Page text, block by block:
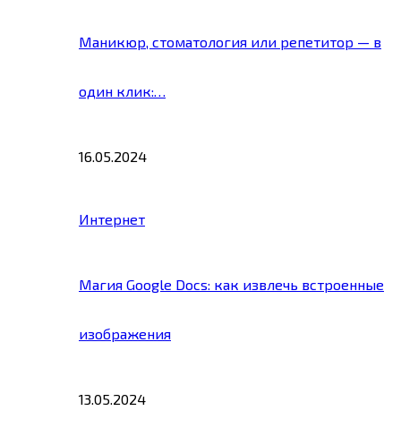
Маникюр, стоматология или репетитор — в
один клик:…
16.05.2024
Интернет
Магия Google Docs: как извлечь встроенные
изображения
13.05.2024